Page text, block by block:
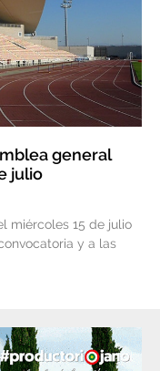
general
julio
miércoles 15 de julio
y a las